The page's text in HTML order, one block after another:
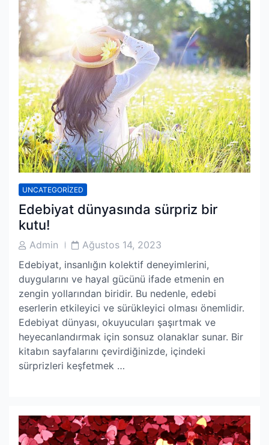
UNCATEGORIZED
Edebiyat dünyasında sürpriz bir
kutu!
PostAdmin
PostAğustos 14, 2023
Edebiyat, insanlığın kolektif deneyimlerini,
duygularını ve hayal gücünü ifade etmenin en
zengin yollarından biridir. Bu nedenle, edebi
eserlerin etkileyici ve sürükleyici olması önemlidir.
Edebiyat dünyası, okuyucuları şaşırtmak ve
heyecanlandırmak için sonsuz olanaklar sunar. Bir
kitabın sayfalarını çevirdiğinizde, içindeki
sürprizleri keşfetmek …